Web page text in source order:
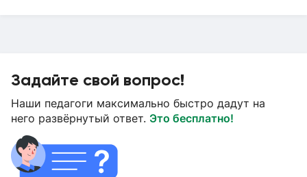
Задайте свой вопрос!
Наши педагоги максимально быстро дадут на
него развёрнутый ответ. Это бесплатно!